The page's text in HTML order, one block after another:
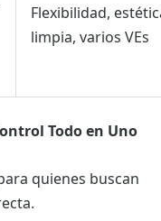
Flexibilidad,
limpia, varios VEs
Todo en Uno
quienes buscan